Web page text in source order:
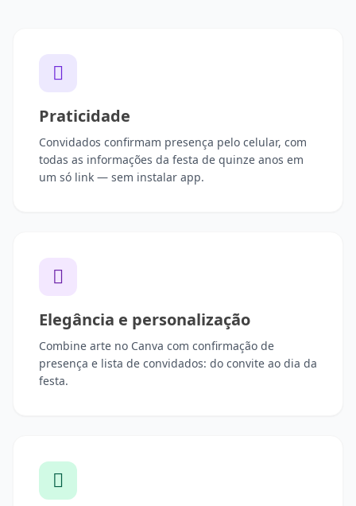
Praticidade
Convidados confirmam presença pelo celular, com
todas as informações da festa de quinze anos em
um só link — sem instalar app.
Elegância e personalização
Combine arte no Canva com confirmação de
presença e lista de convidados: do convite ao dia da
festa.